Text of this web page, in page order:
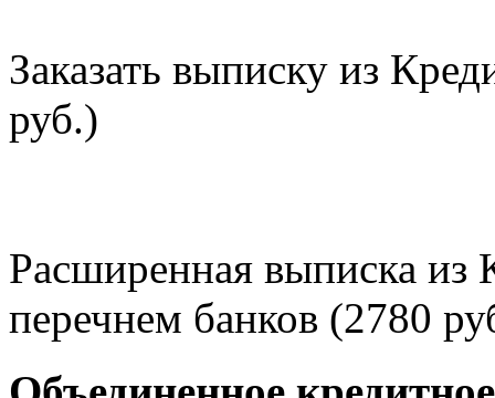
Заказать выписку из
руб.)
Расширенная выписка из
перечнем банков (2780